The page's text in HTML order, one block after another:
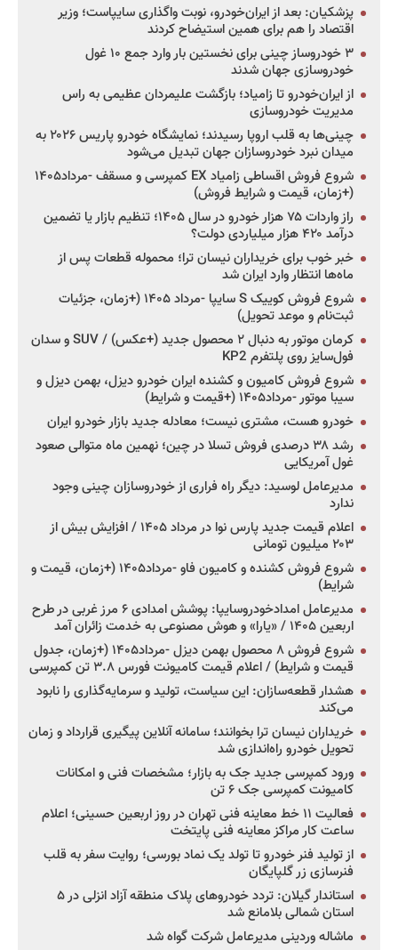
پزشکیان: بعد از ایران‌خودرو، نوبت واگذاری سایپاست؛ وزیر
اقتصاد را هم برای همین استیضاح کردند
۳ خودروساز چینی برای نخستین بار وارد جمع ۱۰ غول
خودروسازی جهان شدند
از ایران‌خودرو تا زامیاد؛ بازگشت علیمردان عظیمی به راس
مدیریت خودروسازی
چینی‌ها به قلب اروپا رسیدند؛ نمایشگاه خودرو پاریس ۲۰۲۶ به
میدان نبرد خودروسازان جهان تبدیل می‌شود
شروع فروش اقساطی زامیاد EX کمپرسی و مسقف -مرداد۱۴۰۵
(+زمان، قیمت و شرایط فروش)
راز واردات ۷۵ هزار خودرو در سال ۱۴۰۵؛ تنظیم بازار یا تضمین
درآمد ۴۲۰ هزار میلیاردی دولت؟
خبر خوب برای خریداران نیسان ترا؛ محموله قطعات پس از
ماه‌ها انتظار وارد ایران شد
شروع فروش کوییک S سایپا -مرداد ۱۴۰۵ (+زمان، جزئیات
ثبت‌نام و موعد تحویل)
کرمان موتور به دنبال ۲ محصول جدید (+عکس) / SUV و سدان
فول‌سایز روی پلتفرم KP2
شروع فروش کامیون و کشنده ایران خودرو دیزل، بهمن دیزل و
سیبا موتور -مرداد۱۴۰۵ (+قیمت و شرایط)
خودرو هست، مشتری نیست؛ معادله جدید بازار خودرو ایران
رشد ۳۸ درصدی فروش تسلا در چین؛ نهمین ماه متوالی صعود
غول آمریکایی
مدیرعامل لوسید: دیگر راه فراری از خودروسازان چینی وجود
ندارد
اعلام قیمت جدید پارس نوا در مرداد ۱۴۰۵ / افزایش بیش از
۲۰۳ میلیون تومانی
شروع فروش کشنده و کامیون فاو -مرداد۱۴۰۵ (+زمان، قیمت و
شرایط)
مدیرعامل امدادخودروسایپا: پوشش امدادی ۶ مرز غربی در طرح
اربعین ۱۴۰۵ / «یارا» و هوش مصنوعی به خدمت زائران آمد
شروع فروش ۸ محصول بهمن دیزل -مرداد۱۴۰۵ (+زمان، جدول
قیمت و شرایط) / اعلام قیمت کامیونت فورس ۳.۸ تن کمپرسی
هشدار قطعه‌سازان: این سیاست، تولید و سرمایه‌گذاری را نابود
می‌کند
خریداران نیسان ترا بخوانند؛ سامانه آنلاین پیگیری قرارداد و زمان
تحویل خودرو راه‌اندازی شد
ورود کمپرسی جدید جک به بازار؛ مشخصات فنی و امکانات
کامیونت کمپرسی جک ۶ تن
فعالیت ۱۱ خط معاینه فنی تهران در روز اربعین حسینی؛ اعلام
ساعت کار مراکز معاینه فنی پایتخت
از تولید فنر خودرو تا تولد یک نماد بورسی؛ روایت سفر به قلب
فنرسازی زر گلپایگان
استاندار گیلان: تردد خودروهای پلاک منطقه آزاد انزلی در ۵
استان شمالی بلامانع شد
ماشاله وردینی مدیرعامل شرکت گواه شد